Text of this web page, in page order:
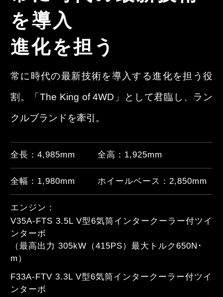
を導入
進化を担う
常に時代の最新技術を導入する進化を担う役
割。「The King of 4WD」として君臨し、ラン
クルブランドを牽引。
全長： 4,985mm 全高： 1,925mm
全幅： 1,980mm ホイールベース：2,850mm
エンジン：
V35A-FTS 3.5L V型6気筒インタークーラー付ツイ
ンターボ
（最高出力 305kW（415PS）最大トルク650N･
m）
F33A-FTV 3.3L V型6気筒インタークーラー付ツイ
ンターボ